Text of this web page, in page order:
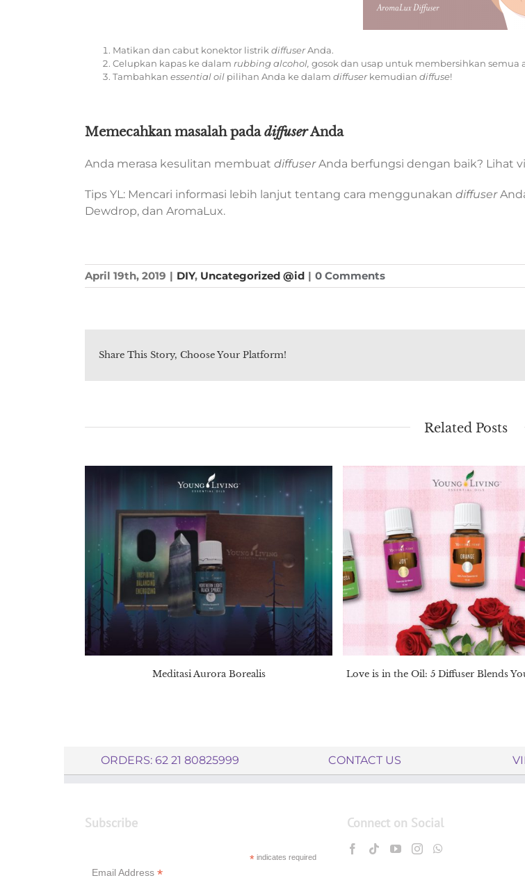
Matikan dan cabut konektor listrik diffuserAnda.
Celupkan kapas ke dalam rubbing alcohol, gosok dan usap untuk membersihkan semua
Tambahkan essential oil pilihan Anda ke dalam diffuserkemudian diffuse!
Memecahkan masalah padadiffuserAnda
Anda merasa kesulitan membuat diffuserAnda berfungsi dengan baik? Lihat
Tips YL: Mencari informasi lebih lanjut tentang cara menggunakan diffuser
Dewdrop, dan AromaLux.
April 19th, 2019 | DIY, Uncategorized @id | 0 Comments
Share This Story, Choose Your Platform!
Related Posts
Meditasi Aurora Borealis Love is in the Oil: 5 Diffuser Blends
ORDERS: 62 21 80825999 CONTACT US
Subscribe
* indicates required
Email Address*
Connect on Social